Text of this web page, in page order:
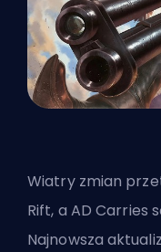
Wiatry zmian
Rift, a AD Carries
Najnowsza